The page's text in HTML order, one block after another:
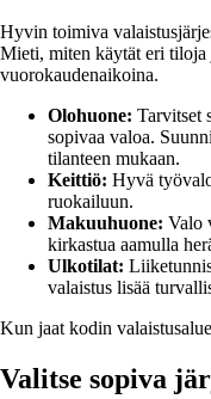
Hyvin toimiva
Mieti, miten käytät eri tiloja
vuorokaudenaikoina.
Olohuone: Tarvitset
sopivaa valoa.
tilanteen mukaan.
Keittiö: Hyvä
ruokailuun.
Makuuhuone: Valo
kirkastua aamulla
Ulkotilat:
valaistus lisää
Kun jaat kodin
Valitse sopiva